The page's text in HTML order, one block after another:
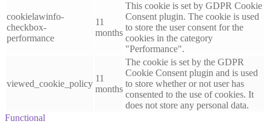
cookielawinfo-
checkbox-
performance
11
months
This cookie is set by GDPR Cookie
Consent plugin. The cookie is used
to store the user consent for the
cookies in the category
"Performance".
viewed_cookie_policy
11
months
The cookie is set by the GDPR
Cookie Consent plugin and is used
to store whether or not user has
consented to the use of cookies. It
does not store any personal data.
Functional